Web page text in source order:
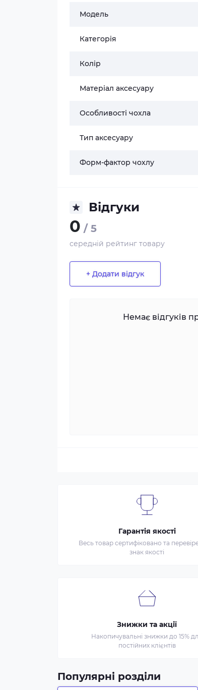
Модель
Категорія
Колір
Матеріал аксесуару
Особливості чохла
Тип аксесуару
Форм-фактор чохлу
Відгуки
0 / 5
середній рейтинг товару
+ Додати відгук
Немає відгуків
Гарантія якості
Весь товар сертифіковано та
знак якості
Знижки та акції
Накопичувальні знижки до 15%
постійних клієнтів
Популярні розділи